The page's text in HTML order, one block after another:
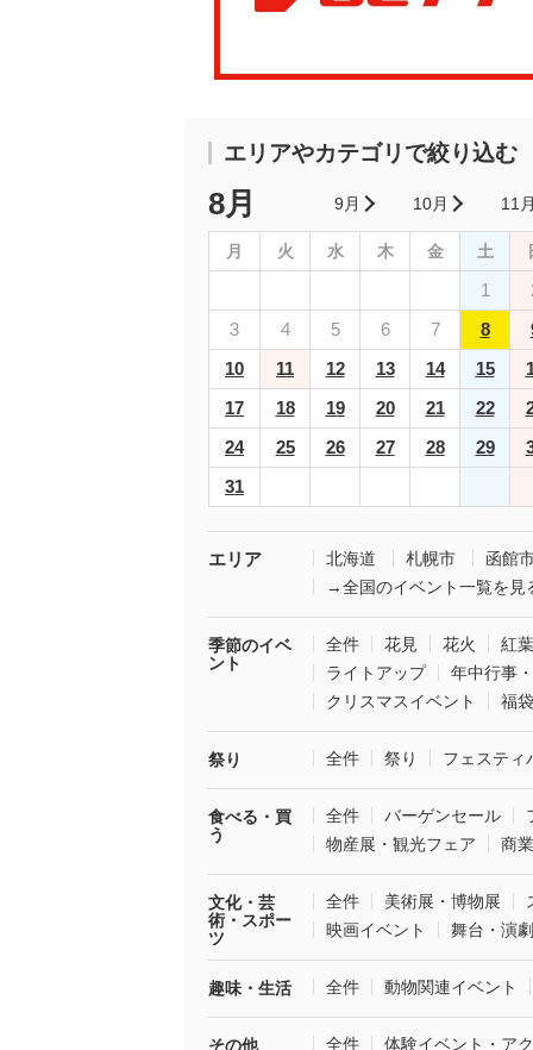
エリアやカテゴリで絞り込む
8月 9月 10月 11
月 火 水 木 金 土
1
3
4 5 6 7 8
10
11 12 13 14 15
17
18 19 20 21 22
24
25 26 27 28 29
31
エリア 北海道 札幌市
函館
→全国のイベント一覧を見
季節のイベ
ント
全件 花見 花火
紅葉
ライトアップ
年中行事
クリスマスイベント
福
祭り 全件 祭り フェスティ
食べる・買
う
全件 バーゲンセール
物産展・観光フェア
商
文化・芸
術・スポー
ツ
全件 美術展・博物展
映画イベント
舞台・演劇
趣味・生活 全件 動物関連イベント
その他 全件 体験イベント・ア